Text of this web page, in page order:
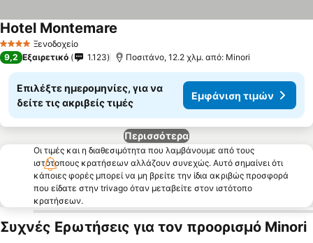
4 ΑστέριαΞενοδοχείο
Hotel Montemare
9,2 Εξαιρετικό 1.123 Ποσιτάνο, 12.2 χλμ. από: Minori
Επιλέξτε ημερομηνίες, για να
δείτε τις ακριβείς τιμές
Εμφάνιση τιμών
Περισσότερα
Οι τιμές και η διαθεσιμότητα που λαμβάνουμε από τους
ιστότοπους κρατήσεων αλλάζουν συνεχώς. Αυτό σημαίνει ότι
κάποιες φορές μπορεί να μη βρείτε την ίδια ακριβώς προσφορά
που είδατε στην trivago όταν μεταβείτε στον ιστότοπο
κρατήσεων.
Συχνές Ερωτήσεις για τον προορισμό Minori